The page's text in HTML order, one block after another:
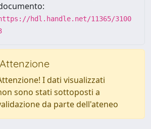
hdl.handle.net/11365/3100
Attenzione
I dati visualizzati
sono stati sottoposti a
da parte dell'ateneo